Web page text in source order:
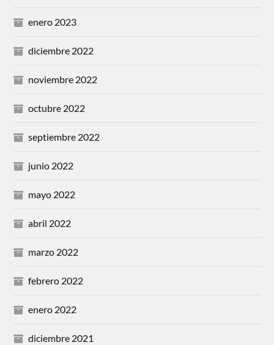
enero 2023
diciembre 2022
noviembre 2022
octubre 2022
septiembre 2022
junio 2022
mayo 2022
abril 2022
marzo 2022
febrero 2022
enero 2022
diciembre 2021